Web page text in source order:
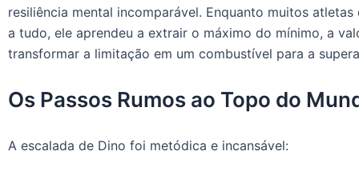
resiliência mental incomparável. Enquanto muitos
a tudo, ele aprendeu a extrair o máximo do mínimo, a
transformar a limitação em um combustível para a
Os Passos Rumos ao Topo do
A escalada de Dino foi metódica e incansável: